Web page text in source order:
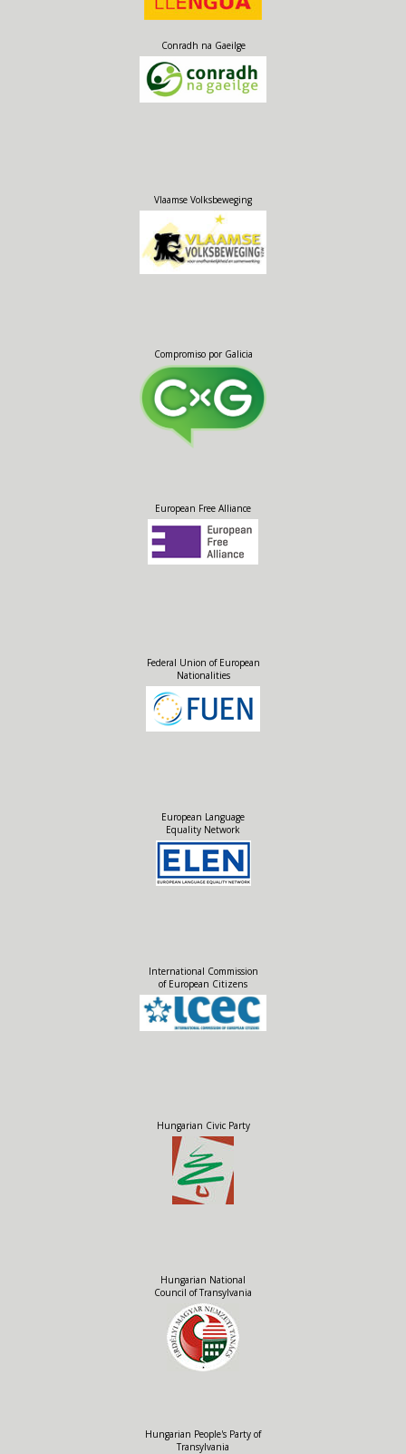
Conradh na Gaeilge
Vlaamse Volksbeweging
Compromiso por Galicia
European Free Alliance
Federal Union of European
Nationalities
European Language
Equality Network
International Commission
of European Citizens
Hungarian Civic Party
Hungarian National
Council of Transylvania
Hungarian People's Party of
Transylvania